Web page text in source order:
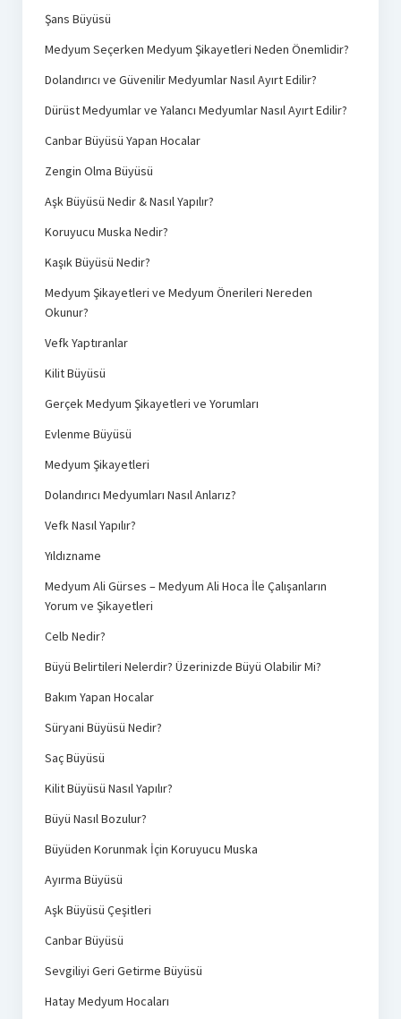
Şans Büyüsü
Medyum Seçerken Medyum Şikayetleri Neden Önemlidir?
Dolandırıcı ve Güvenilir Medyumlar Nasıl Ayırt Edilir?
Dürüst Medyumlar ve Yalancı Medyumlar Nasıl Ayırt Edilir?
Canbar Büyüsü Yapan Hocalar
Zengin Olma Büyüsü
Aşk Büyüsü Nedir & Nasıl Yapılır?
Koruyucu Muska Nedir?
Kaşık Büyüsü Nedir?
Medyum Şikayetleri ve Medyum Önerileri Nereden
Okunur?
Vefk Yaptıranlar
Kilit Büyüsü
Gerçek Medyum Şikayetleri ve Yorumları
Evlenme Büyüsü
Medyum Şikayetleri
Dolandırıcı Medyumları Nasıl Anlarız?
Vefk Nasıl Yapılır?
Yıldızname
Medyum Ali Gürses – Medyum Ali Hoca İle Çalışanların
Yorum ve Şikayetleri
Celb Nedir?
Büyü Belirtileri Nelerdir? Üzerinizde Büyü Olabilir Mi?
Bakım Yapan Hocalar
Süryani Büyüsü Nedir?
Saç Büyüsü
Kilit Büyüsü Nasıl Yapılır?
Büyü Nasıl Bozulur?
Büyüden Korunmak İçin Koruyucu Muska
Ayırma Büyüsü
Aşk Büyüsü Çeşitleri
Canbar Büyüsü
Sevgiliyi Geri Getirme Büyüsü
Hatay Medyum Hocaları